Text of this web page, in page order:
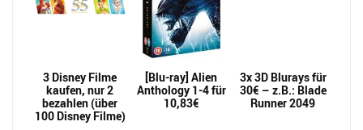
3 Disney Filme
kaufen, nur 2
bezahlen (über
100 Disney Filme)
[Blu-ray] Alien
Anthology 1-4 für
10,83€
3x 3D Blurays für
30€ – z.B.: Blade
Runner 2049